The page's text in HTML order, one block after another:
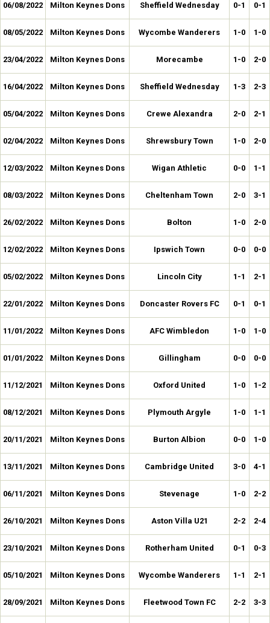
06/08/2022 Milton Keynes Dons Sheffield Wednesday 0-1 0-1
08/05/2022 Milton Keynes Dons Wycombe Wanderers 1-0 1-0
23/04/2022 Milton Keynes Dons Morecambe 1-0 2-0
16/04/2022 Milton Keynes Dons Sheffield Wednesday 1-3 2-3
05/04/2022 Milton Keynes Dons Crewe Alexandra 2-0 2-1
02/04/2022 Milton Keynes Dons Shrewsbury Town 1-0 2-0
12/03/2022 Milton Keynes Dons Wigan Athletic 0-0 1-1
08/03/2022 Milton Keynes Dons Cheltenham Town 2-0 3-1
26/02/2022 Milton Keynes Dons Bolton 1-0 2-0
12/02/2022 Milton Keynes Dons Ipswich Town 0-0 0-0
05/02/2022 Milton Keynes Dons Lincoln City 1-1 2-1
22/01/2022 Milton Keynes Dons Doncaster Rovers FC 0-1 0-1
11/01/2022 Milton Keynes Dons AFC Wimbledon 1-0 1-0
01/01/2022 Milton Keynes Dons Gillingham 0-0 0-0
11/12/2021 Milton Keynes Dons Oxford United 1-0 1-2
08/12/2021 Milton Keynes Dons Plymouth Argyle 1-0 1-1
20/11/2021 Milton Keynes Dons Burton Albion 0-0 1-0
13/11/2021 Milton Keynes Dons Cambridge United 3-0 4-1
06/11/2021 Milton Keynes Dons Stevenage 1-0 2-2
26/10/2021 Milton Keynes Dons Aston Villa U21 2-2 2-4
23/10/2021 Milton Keynes Dons Rotherham United 0-1 0-3
05/10/2021 Milton Keynes Dons Wycombe Wanderers 1-1 2-1
28/09/2021 Milton Keynes Dons Fleetwood Town FC 2-2 3-3